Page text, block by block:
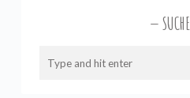
SUCHE